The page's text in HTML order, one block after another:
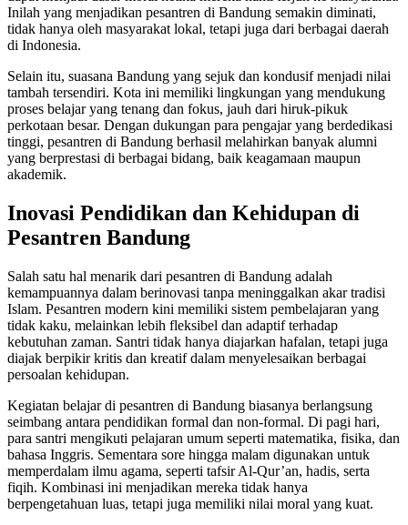
Inilah yang menjadikan pesantren di Bandung semakin diminati,
tidak hanya oleh masyarakat lokal, tetapi juga dari berbagai daerah
di Indonesia.
Selain itu, suasana Bandung yang sejuk dan kondusif menjadi nilai
tambah tersendiri. Kota ini memiliki lingkungan yang mendukung
proses belajar yang tenang dan fokus, jauh dari hiruk-pikuk
perkotaan besar. Dengan dukungan para pengajar yang berdedikasi
tinggi, pesantren di Bandung berhasil melahirkan banyak alumni
yang berprestasi di berbagai bidang, baik keagamaan maupun
akademik.
Inovasi Pendidikan dan Kehidupan di
Pesantren Bandung
Salah satu hal menarik dari pesantren di Bandung adalah
kemampuannya dalam berinovasi tanpa meninggalkan akar tradisi
Islam. Pesantren modern kini memiliki sistem pembelajaran yang
tidak kaku, melainkan lebih fleksibel dan adaptif terhadap
kebutuhan zaman. Santri tidak hanya diajarkan hafalan, tetapi juga
diajak berpikir kritis dan kreatif dalam menyelesaikan berbagai
persoalan kehidupan.
Kegiatan belajar di pesantren di Bandung biasanya berlangsung
seimbang antara pendidikan formal dan non-formal. Di pagi hari,
para santri mengikuti pelajaran umum seperti matematika, fisika, dan
bahasa Inggris. Sementara sore hingga malam digunakan untuk
memperdalam ilmu agama, seperti tafsir Al-Qur’an, hadis, serta
fiqih. Kombinasi ini menjadikan mereka tidak hanya
berpengetahuan luas, tetapi juga memiliki nilai moral yang kuat.